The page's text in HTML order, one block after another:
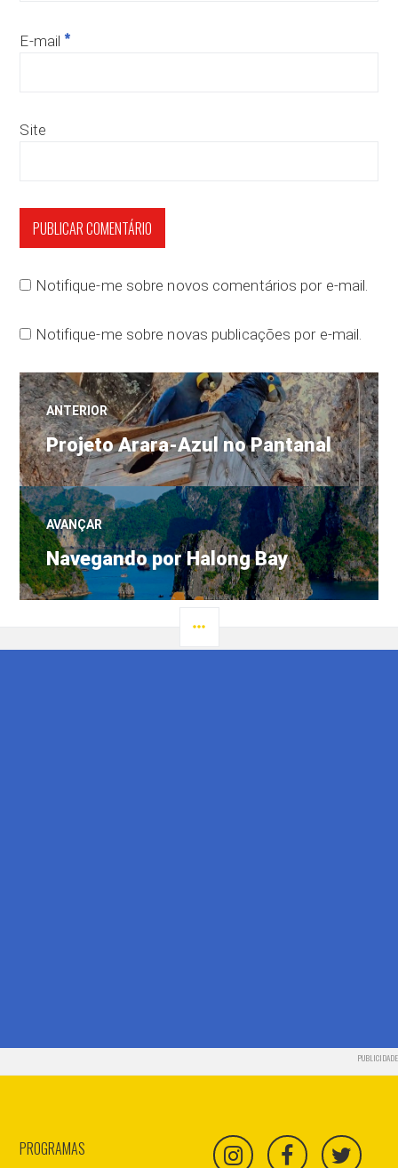
E-mail *
Site
Notifique-me sobre novos comentários por e-mail.
Notifique-me sobre novas publicações por e-mail.
Navegação
de
Post
ANTERIOR
Post
anterior:
Projeto Arara-Azul no Pantanal
AVANÇAR
Próximo
post:
Navegando por Halong Bay
PUBLICIDADE
PROGRAMAS